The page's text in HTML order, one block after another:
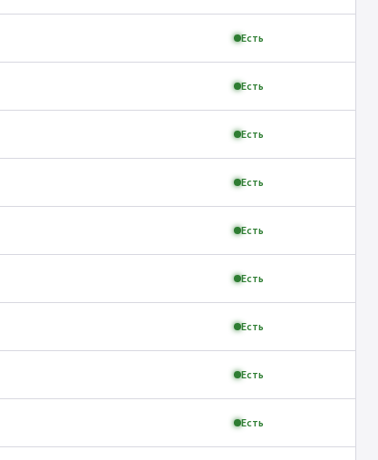
Есть
Есть
Есть
Есть
Есть
Есть
Есть
Есть
Есть